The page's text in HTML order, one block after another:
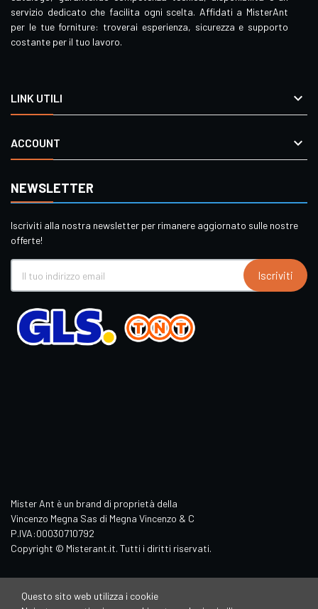
servizio dedicato che facilita ogni scelta. Affidati a MisterAnt
per le tue forniture: troverai esperienza, sicurezza e supporto
costante per il tuo lavoro.
LINK UTILI 
ACCOUNT 
NEWSLETTER
Iscriviti alla nostra newsletter per rimanere aggiornato sulle nostre
offerte!
Iscriviti
Mister Ant è un brand di proprietà della
Vincenzo Megna Sas di Megna Vincenzo & C
P.IVA:00030710792
Copyright © Misterant.it. Tutti i diritti riservati.
Questo sito web utilizza i cookie